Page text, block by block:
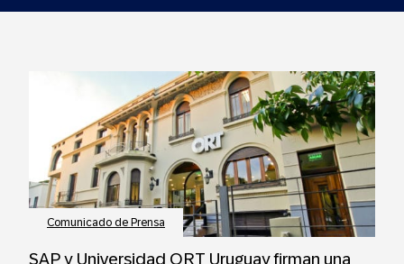
Comunicado de Prensa
SAP y Universidad ORT Uruguay firman una